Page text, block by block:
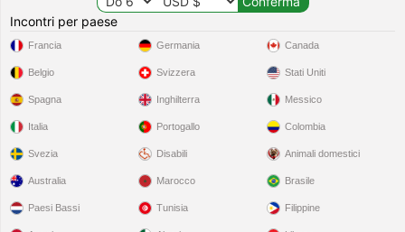
Incontri per paese
Francia
Belgio
Spagna
Italia
Svezia
Germania
Svizzera
Inghilterra
Portogallo
Disabili
Canada
Stati Uniti
Messico
Colombia
Animali domestici
Australia
Paesi Bassi
Marocco
Tunisia
Brasile
Filippine